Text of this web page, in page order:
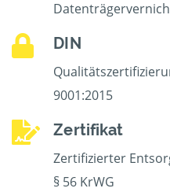
DIN
9001:2015
Zertifikat
Zertifizierter
§ 56 KrWG